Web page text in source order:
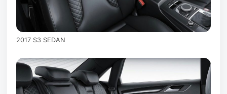
2017 S3 SEDAN